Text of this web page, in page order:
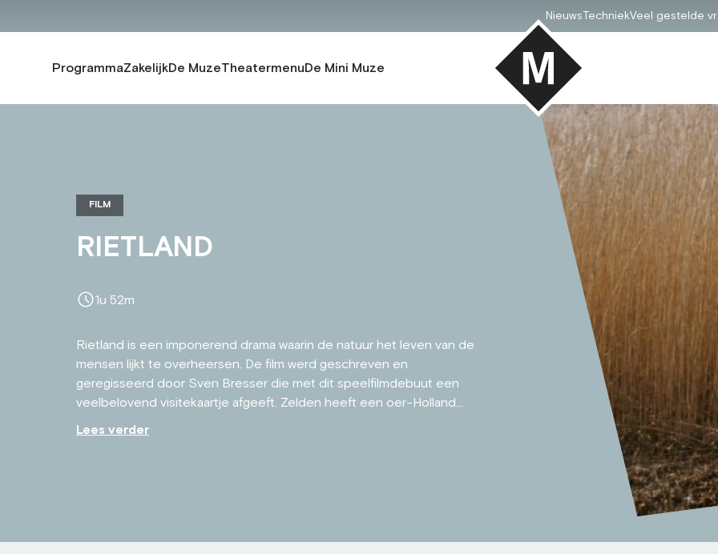
NieuwsTechniekVeel gestelde
ProgrammaZakelijkDe MuzeTheatermenuDe Mini Muze
FILM
RIETLAND
1u 52m
Rietland is een imponerend drama waarin de natuur het leven van de
mensen lijkt te overheersen. De film werd geschreven en
geregisseerd door Sven Bresser die met dit speelfilmdebuut een
veelbelovend visitekaartje afgeeft. Zelden heeft een oer-Holland...
Lees verder